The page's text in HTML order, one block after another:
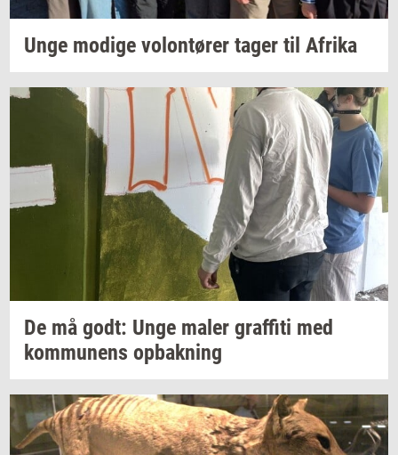
Unge mo­di­ge vo­lontø­rer tager til Afri­ka
De må godt: Unge maler graf­fi­ti med
kom­mu­nens op­bak­ning